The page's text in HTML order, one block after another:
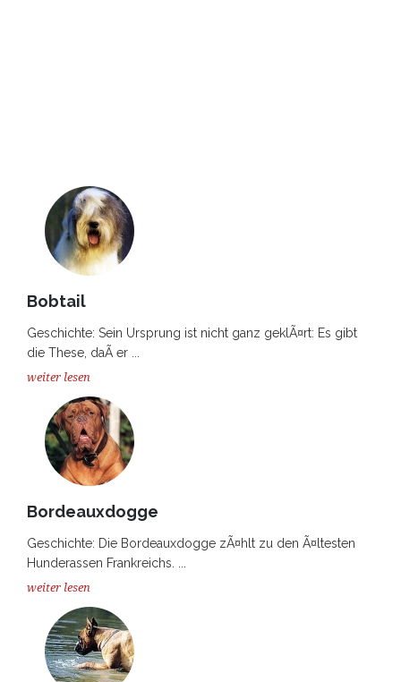
Bobtail
Geschichte: Sein Ursprung ist nicht ganz geklÃ¤rt: Es gibt
die These, daÃ er ...
weiter lesen
Bordeauxdogge
Geschichte: Die Bordeauxdogge zÃ¤hlt zu den Ã¤ltesten
Hunderassen Frankreichs. ...
weiter lesen